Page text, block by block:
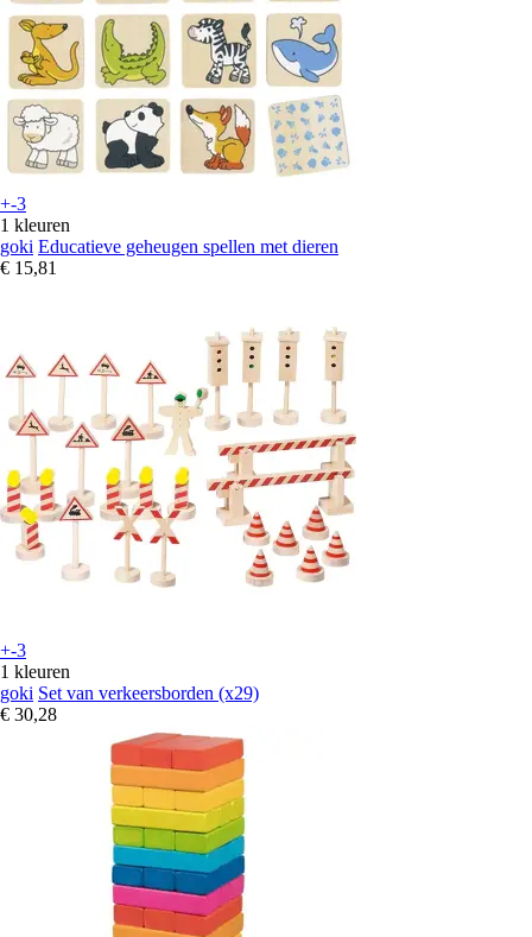
+-3
1 kleuren
goki Educatieve geheugen spellen met dieren
€ 15,81
+-3
1 kleuren
goki Set van verkeersborden (x29)
€ 30,28